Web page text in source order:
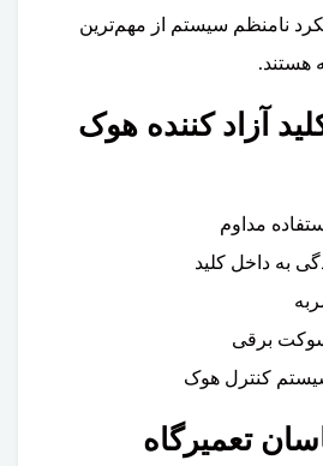
نامنظم سیستم از مهم‌ترین
هستند.
آزاد کننده هوک
مداوم
به داخل کلید
سوکت برقی
سیستم کنترل هوک
تعمیرگاه